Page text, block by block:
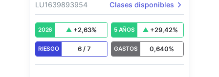
LU1639893954 Clases disponibles
2026 +2,63% 5 AÑOS +29,42%
RIESGO 6 /7 GASTOS 0,640%